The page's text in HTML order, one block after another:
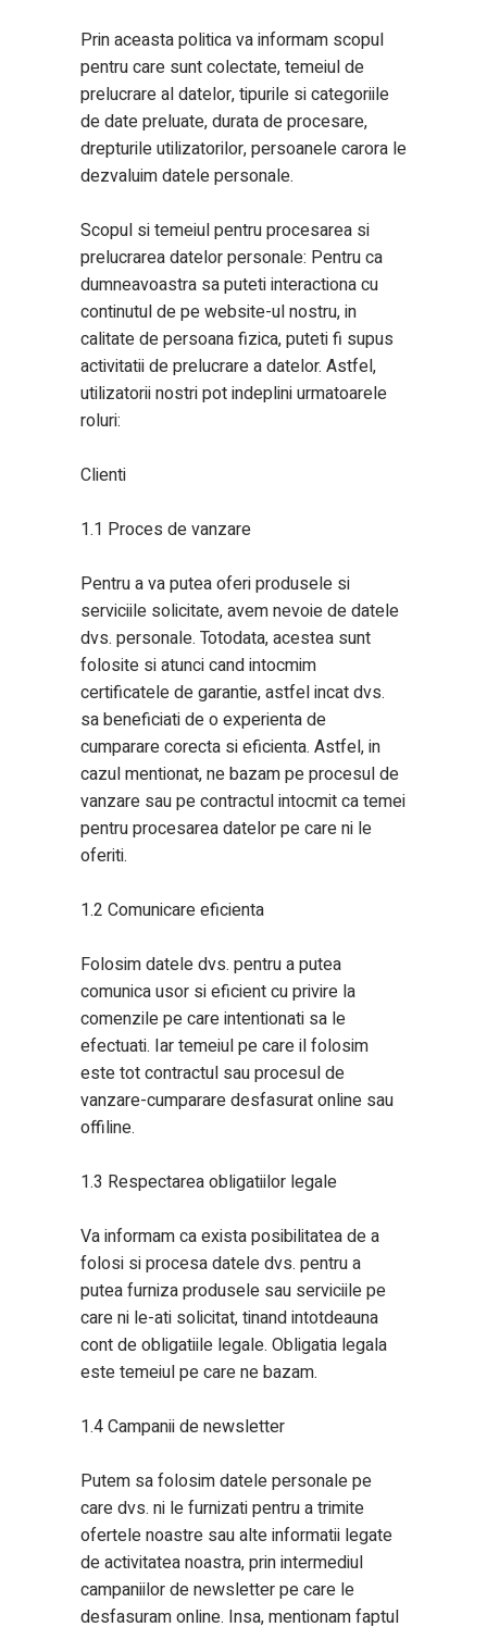
Prin aceasta politica va informam scopul
pentru care sunt colectate, temeiul de
prelucrare al datelor, tipurile si categoriile
de date preluate, durata de procesare,
drepturile utilizatorilor, persoanele carora le
dezvaluim datele personale.
Scopul si temeiul pentru procesarea si
prelucrarea datelor personale: Pentru ca
dumneavoastra sa puteti interactiona cu
continutul de pe website-ul nostru, in
calitate de persoana fizica, puteti fi supus
activitatii de prelucrare a datelor. Astfel,
utilizatorii nostri pot indeplini urmatoarele
roluri:
Clienti
1.1 Proces de vanzare
Pentru a va putea oferi produsele si
serviciile solicitate, avem nevoie de datele
dvs. personale. Totodata, acestea sunt
folosite si atunci cand intocmim
certificatele de garantie, astfel incat dvs.
sa beneficiati de o experienta de
cumparare corecta si eficienta. Astfel, in
cazul mentionat, ne bazam pe procesul de
vanzare sau pe contractul intocmit ca temei
pentru procesarea datelor pe care ni le
oferiti.
1.2 Comunicare eficienta
Folosim datele dvs. pentru a putea
comunica usor si eficient cu privire la
comenzile pe care intentionati sa le
efectuati. Iar temeiul pe care il folosim
este tot contractul sau procesul de
vanzare-cumparare desfasurat online sau
offiline.
1.3 Respectarea obligatiilor legale
Va informam ca exista posibilitatea de a
folosi si procesa datele dvs. pentru a
putea furniza produsele sau serviciile pe
care ni le-ati solicitat, tinand intotdeauna
cont de obligatiile legale. Obligatia legala
este temeiul pe care ne bazam.
1.4 Campanii de newsletter
Putem sa folosim datele personale pe
care dvs. ni le furnizati pentru a trimite
ofertele noastre sau alte informatii legate
de activitatea noastra, prin intermediul
campaniilor de newsletter pe care le
desfasuram online. Insa, mentionam faptul